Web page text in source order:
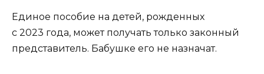
Единое пособие на детей, рожденных
с 2023 года, может получать только законный
представитель. Бабушке его не назначат.